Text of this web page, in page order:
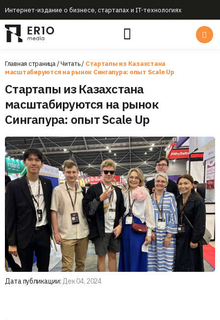
Интернет-издание о бизнесе, стартапах и IT-технологиях
Главная страница/Читать/ Стартапы из Казахстана
масштабируются на рынок Сингапура: опыт Scale Up
Стартапы из Казахстана
масштабируются на рынок
Сингапура: опыт Scale Up
Дата публикации: Дек 04, 2024